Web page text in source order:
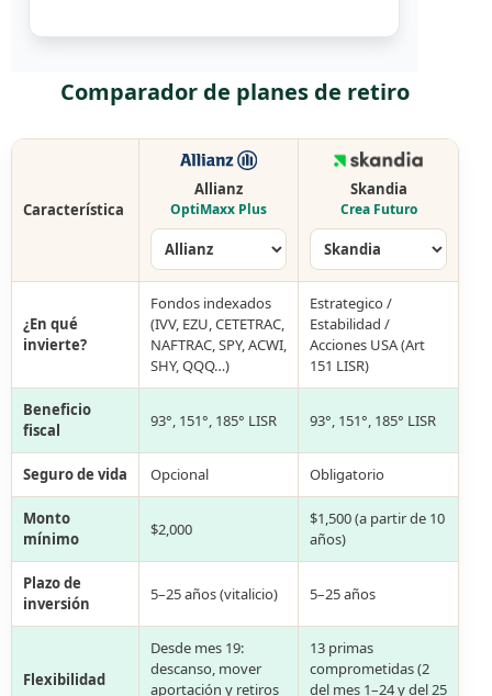
Comparador de planes de retiro
Característica
Allianz
OptiMaxx Plus
Skandia
Crea Futuro
¿En qué
invierte?
Fondos indexados
(IVV, EZU, CETETRAC,
NAFTRAC, SPY, ACWI,
SHY, QQQ…)
Estrategico /
Estabilidad /
Acciones USA (Art
151 LISR)
Beneficio
fiscal
93°, 151°, 185° LISR 93°, 151°, 185° LISR
Seguro de vida Opcional Obligatorio
Monto
mínimo
$2,000
$1,500 (a partir de 10
años)
Plazo de
inversión
5–25 años (vitalicio) 5–25 años
Flexibilidad
Desde mes 19:
descanso, mover
aportación y retiros
13 primas
comprometidas (2
del mes 1–24 y del 25